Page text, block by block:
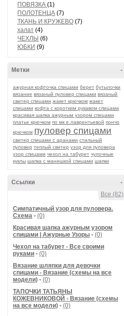
ПОВЯЗКА (1)
ПОЛОТЕНЦА (7)
ТКАНЬ И КРУЖЕВО (7)
халат (4)
ЧЕХЛЫ (6)
ЮБКИ (9)
-
Метки
ажурная кофточка спицами берет бутылочки
вязание вязаный пуловер спицами вязаный
свитер спицами жакет крючком жакет
спицами кофта с коротким рукавом спицами
красивая шапка ажурным узором спицами
платье крючком по мк е.лаврентьевой пончо
крючком пуловер спицами
свитер спицами с аранами стильный
пуловер теплый свитер узор для пуловера
узор спицами чехол на табурет чулочные
куклы шапка с манишкой спицами шапки
-
Ссылки
Все (82)
Симпатичный узор для пуловера.
Схема - (0)
Красивая шапка ажурным узором
спицами | Ажурные Узоры - (0)
Чехол на табурет - Все своими
руками - (0)
Вязание шляпки для девочки
спицами - Вязание (схемы на все
модели) - (0)
ТАПОЧКИ ТАТЬЯНЫ
КОЖЕВНИКОВОЙ - Вязание (схемы
на все модели) - (0)